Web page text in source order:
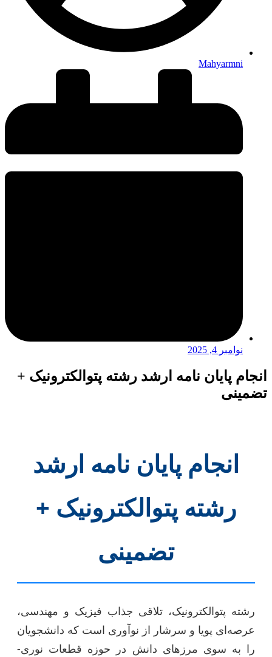
Mahyarmni
نوامبر 4, 2025
انجام پایان نامه ارشد رشته پتوالکترونیک +
تضمینی
انجام پایان نامه ارشد
رشته پتوالکترونیک +
تضمینی
رشته پتوالکترونیک، تلاقی جذاب فیزیک و مهندسی،
عرصه‌ای پویا و سرشار از نوآوری است که دانشجویان
را به سوی مرزهای دانش در حوزه قطعات نوری-